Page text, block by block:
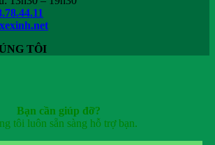
TÔI
Bạn cần giúp đỡ?
tôi luôn sẵn sàng hỗ trợ bạn.